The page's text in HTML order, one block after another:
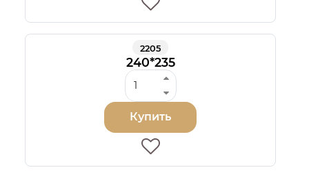
2205
240*235
Купить